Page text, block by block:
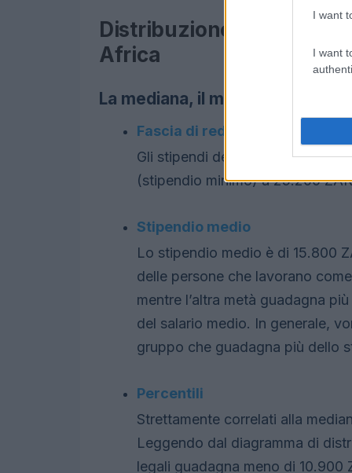
I want
I want
Distribuzione salariale
Africa
La mediana, il massimo, il
Fascia di reddito
Gli stipendi dell’assistente
(stipendio minimo) a 25.200
Stipendio medio
Lo stipendio medio è di 15.800
delle persone che lavorano
mentre l’altra metà guadagna
del salario medio. In generale,
gruppo che guadagna più dello
Percentili
Strettamente correlati alla
Leggendo dal diagramma di
legali guadagna meno di